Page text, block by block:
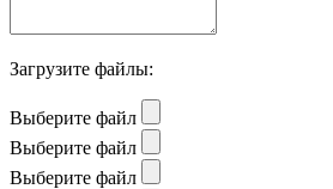
Загрузите файлы:
Выберите файл
Выберите файл
Выберите файл